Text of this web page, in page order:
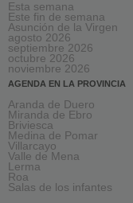
Esta semana
Este fin de semana
Asunción de la Virgen
agosto 2026
septiembre 2026
octubre 2026
noviembre 2026
AGENDA EN LA PROVINCIA
Aranda de Duero
Miranda de Ebro
Briviesca
Medina de Pomar
Villarcayo
Valle de Mena
Lerma
Roa
Salas de los infantes